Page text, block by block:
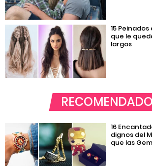
15
que le
largos
16
dignos del
que las